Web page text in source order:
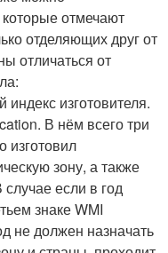
отмечают
отделяющих друг от
отличаться от
изготовителя.
В нём всего три
изготовил
зону, а также
если в год
знаке WMI
не должен назначать